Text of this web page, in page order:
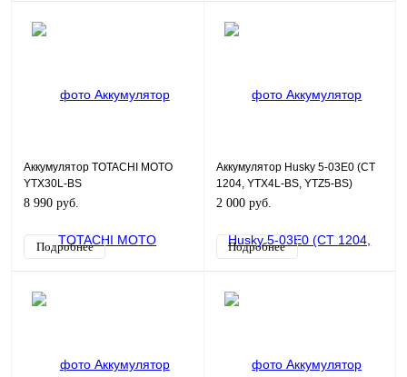
Аккумулятор TOTACHI MOTO
YTX30L-BS
8 990 руб.
Подробнее
Аккумулятор Husky 5-03E0 (CT
1204, YTX4L-BS, YTZ5-BS)
2 000 руб.
Подробнее